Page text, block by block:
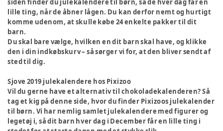
siden finder du julekalendere til børn, så de hver dag får en
lille ting, når de åbner lågen. Du kan derfor nemt og hurtigt
komme udenom, at skulle købe 24 enkelte pakker til dit
barn.
Du skal bare vælge, hvilken en dit barn skal have, og klikke
den i din indkøbskurv – så sørger vi for, at den bliver sendt af
sted til dig.
Sjove 2019 julekalendere hos Pixizoo
Vil du gerne have et alternativ til chokoladekalenderen? Så
tag et kig på denne side, hvor du finder Pixizoos julekalender
til børn. Vi har nemlig samlet julekalendere med figurer og
legetøj i, så dit barn hver dag i December får en lille ting i